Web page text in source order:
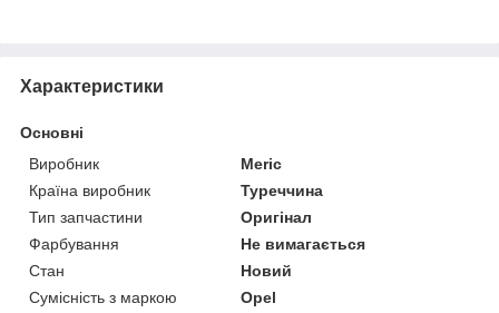
Характеристики
Основні
Виробник
Meric
Країна виробник
Туреччина
Тип запчастини
Оригінал
Фарбування
Не вимагається
Стан
Новий
Сумісність з маркою
Opel